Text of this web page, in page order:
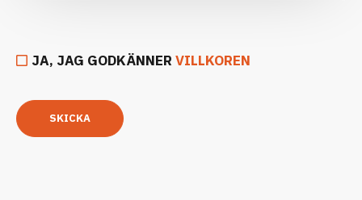
JA, JAG GODKÄNNER VILLKOREN
SKICKA